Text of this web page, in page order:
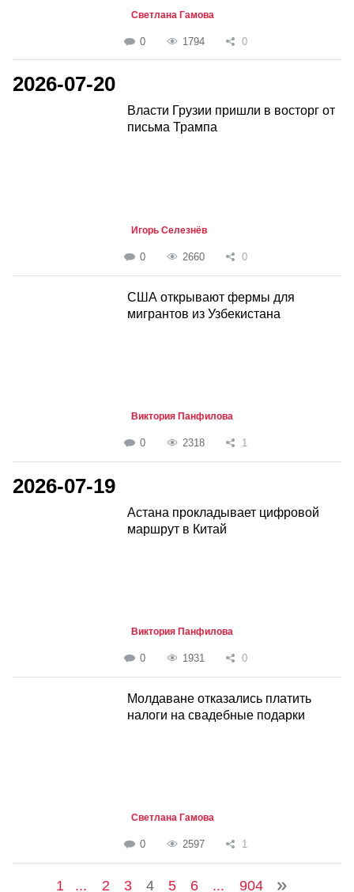
Светлана Гамова
0 1794 0
2026-07-20
Власти Грузии пришли в восторг от
письма Трампа
Игорь Селезнёв
0 2660 0
США открывают фермы для
мигрантов из Узбекистана
Виктория Панфилова
0 2318 1
2026-07-19
Астана прокладывает цифровой
маршрут в Китай
Виктория Панфилова
0 1931 0
Молдаване отказались платить
налоги на свадебные подарки
Светлана Гамова
0 2597 1
1 ... 2 3 4 5 6 ... 904